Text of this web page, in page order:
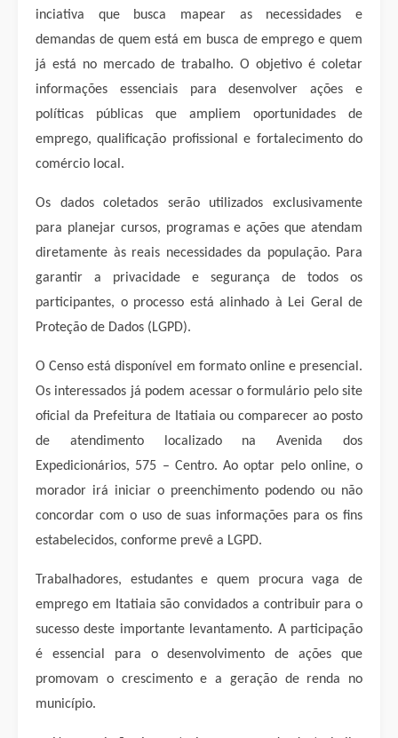
inciativa que busca mapear as necessidades e
demandas de quem está em busca de emprego e quem
já está no mercado de trabalho. O objetivo é coletar
informações essenciais para desenvolver ações e
políticas públicas que ampliem oportunidades de
emprego, qualificação profissional e fortalecimento do
comércio local.
Os dados coletados serão utilizados exclusivamente
para planejar cursos, programas e ações que atendam
diretamente às reais necessidades da população. Para
garantir a privacidade e segurança de todos os
participantes, o processo está alinhado à Lei Geral de
Proteção de Dados (LGPD).
O Censo está disponível em formato online e presencial.
Os interessados já podem acessar o formulário pelo site
oficial da Prefeitura de Itatiaia ou comparecer ao posto
de atendimento localizado na Avenida dos
Expedicionários, 575 – Centro. Ao optar pelo online, o
morador irá iniciar o preenchimento podendo ou não
concordar com o uso de suas informações para os fins
estabelecidos, conforme prevê a LGPD.
Trabalhadores, estudantes e quem procura vaga de
emprego em Itatiaia são convidados a contribuir para o
sucesso deste importante levantamento. A participação
é essencial para o desenvolvimento de ações que
promovam o crescimento e a geração de renda no
município.